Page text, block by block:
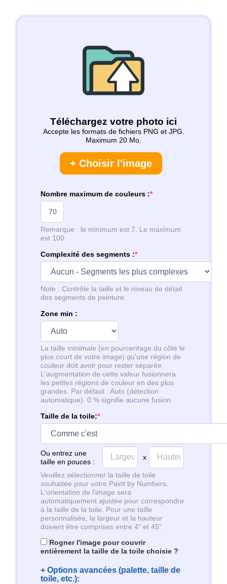
Téléchargez votre photo ici
Accepte les formats de fichiers PNG et JPG.
Maximum 20 Mo.
+ Choisir l'image
Nombre maximum de couleurs :*
Remarque : le minimum est 7. Le maximum
est 100.
Complexité des segments :*
Note : Contrôle la taille et le niveau de détail
des segments de peinture.
Zone min :
La taille minimale (en pourcentage du côté le
plus court de votre image) qu'une région de
couleur doit avoir pour rester séparée.
L'augmentation de cette valeur fusionnera
les petites régions de couleur en des plus
grandes. Par défaut : Auto (détection
automatique). 0 % signifie aucune fusion.
Taille de la toile:*
Ou entrez une
taille en pouces :
x
Veuillez sélectionner la taille de toile
souhaitée pour votre Paint by Numbers.
L'orientation de l'image sera
automatiquement ajustée pour correspondre
à la taille de la toile. Pour une taille
personnalisée, la largeur et la hauteur
doivent être comprises entre 4" et 45".
Rogner l'image pour couvrir
entièrement la taille de la toile choisie ?
+ Options avancées (palette, taille de
toile, etc.):